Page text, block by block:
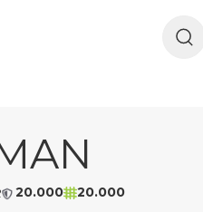
20.000 20.000